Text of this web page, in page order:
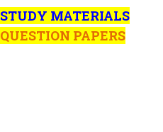
STUDY MATERIALS
QUESTION PAPERS